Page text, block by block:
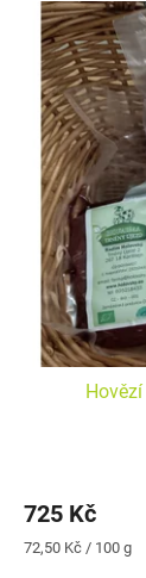
725 Kč
Měrná
72,50 Kč / 100 g